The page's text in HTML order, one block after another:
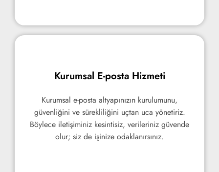
Kurumsal E-posta Hizmeti
Kurumsal e-posta altyapınızın kurulumunu,
güvenliğini ve sürekliliğini uçtan uca yönetiriz.
Böylece iletişiminiz kesintisiz, verileriniz güvende
olur; siz de işinize odaklanırsınız.
Kurumsal E-posta Hizmeti
Kurumsal e-posta altyapınızın kurulumunu,
güvenliğini ve sürekliliğini uçtan uca yönetiriz.
Böylece iletişiminiz kesintisiz, verileriniz güvende
olur; siz de işinize odaklanırsınız.